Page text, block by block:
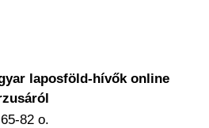
laposföld-hívők online
82 o.